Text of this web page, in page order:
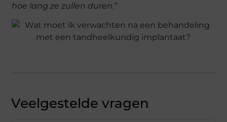
hoe lang ze zullen duren.”
Veelgestelde vragen